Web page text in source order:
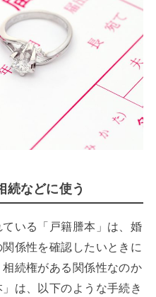
続などに使う
いる「戸籍謄本」は、婚
係性を確認したいときに
続権がある関係性なのか
は、以下のような手続き